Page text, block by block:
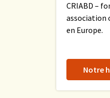
CRIABD –
association
en Europe.
Notre